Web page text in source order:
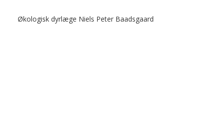
Økologisk dyrlæge Niels Peter Baadsgaard